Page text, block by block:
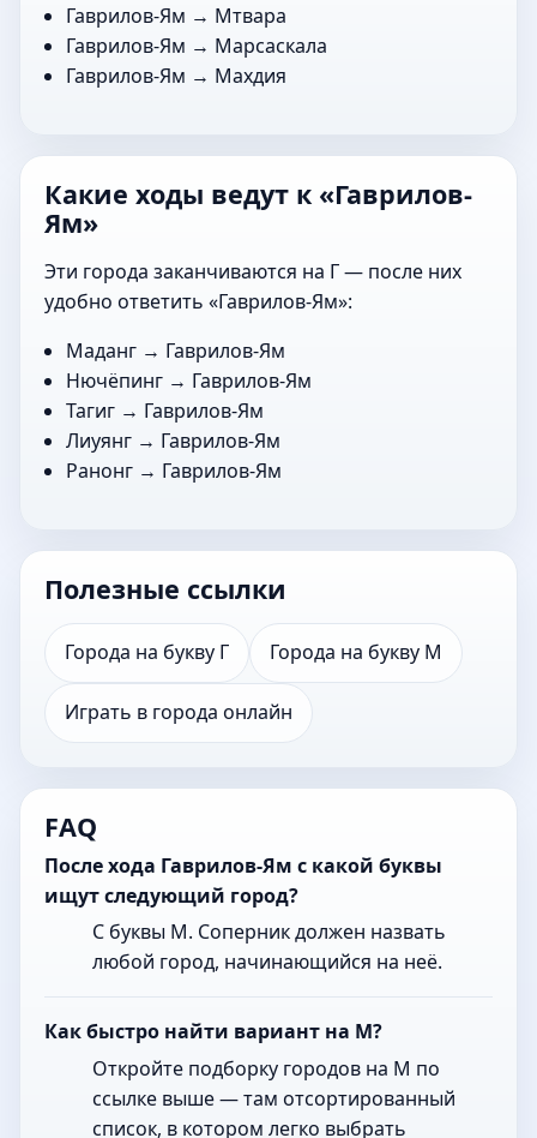
Гаврилов-Ям → Мтвара
Гаврилов-Ям → Марсаскала
Гаврилов-Ям → Махдия
Какие ходы ведут к «Гаврилов-
Ям»
Эти города заканчиваются на Г — после них
удобно ответить «Гаврилов-Ям»:
Маданг → Гаврилов-Ям
Нючёпинг → Гаврилов-Ям
Тагиг → Гаврилов-Ям
Лиуянг → Гаврилов-Ям
Ранонг → Гаврилов-Ям
Полезные ссылки
Города на букву Г Города на букву М
Играть в города онлайн
FAQ
После хода Гаврилов-Ям с какой буквы
ищут следующий город?
С буквы М. Соперник должен назвать
любой город, начинающийся на неё.
Как быстро найти вариант на М?
Откройте подборку городов на М по
ссылке выше — там отсортированный
список, в котором легко выбрать